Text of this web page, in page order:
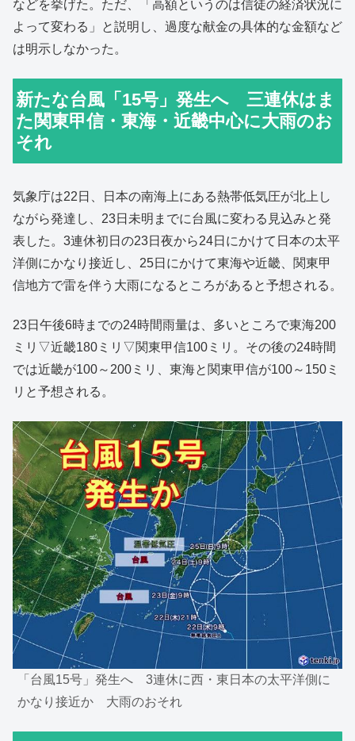
などを挙げた。ただ、「高額というのは信徒の経済状況に
よって変わる」と説明し、過度な献金の具体的な金額など
は明示しなかった。
新たな台風「15号」発生へ 三連休はま
た関東甲信・東海・近畿中心に大雨のお
それ
気象庁は22日、日本の南海上にある熱帯低気圧が北上し
ながら発達し、23日未明までに台風に変わる見込みと発
表した。3連休初日の23日夜から24日にかけて日本の太平
洋側にかなり接近し、25日にかけて東海や近畿、関東甲
信地方で雷を伴う大雨になるところがあると予想される。
23日午後6時までの24時間雨量は、多いところで東海200
ミリ▽近畿180ミリ▽関東甲信100ミリ。その後の24時間
では近畿が100～200ミリ、東海と関東甲信が100～150ミ
リと予想される。
「台風15号」発生へ 3連休に西・東日本の太平洋側に
かなり接近か 大雨のおそれ